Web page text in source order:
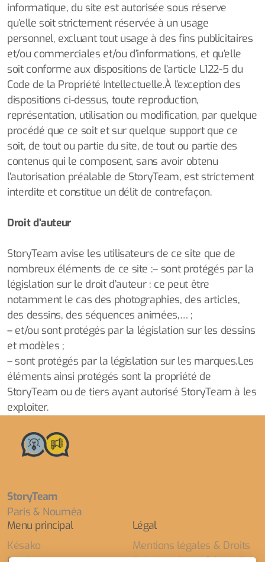
informatique, du site est autorisée sous réserve
qu’elle soit strictement réservée à un usage
personnel, excluant tout usage à des fins publicitaires
et/ou commerciales et/ou d’informations, et qu’elle
soit conforme aux dispositions de l’article L122-5 du
Code de la Propriété Intellectuelle.À l’exception des
dispositions ci-dessus, toute reproduction,
représentation, utilisation ou modification, par quelque
procédé que ce soit et sur quelque support que ce
soit, de tout ou partie du site, de tout ou partie des
contenus qui le composent, sans avoir obtenu
l’autorisation préalable de StoryTeam, est strictement
interdite et constitue un délit de contrefaçon.
Droit d’auteur
StoryTeam avise les utilisateurs de ce site que de
nombreux éléments de ce site :– sont protégés par la
législation sur le droit d’auteur : ce peut être
notamment le cas des photographies, des articles,
des dessins, des séquences animées,… ;
– et/ou sont protégés par la législation sur les dessins
et modèles ;
– sont protégés par la législation sur les marques.Les
éléments ainsi protégés sont la propriété de
StoryTeam ou de tiers ayant autorisé StoryTeam à les
exploiter.
StoryTeam
Paris & Nouméa
Menu principal
Késako
Légal
Mentions légales & Droits